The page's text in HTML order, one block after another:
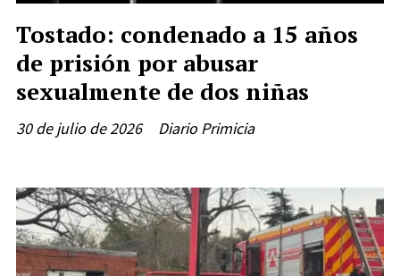
Tostado: condenado a 15 años
de prisión por abusar
sexualmente de dos niñas
Diario Primicia
30 de julio de 2026